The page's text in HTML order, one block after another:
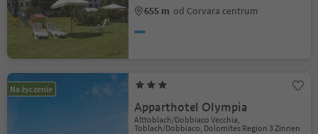
655 m od Corvara centrum
Na życzenie
Apparthotel Olympia
Alttoblach/Dobbiaco Vecchia,
Toblach/Dobbiaco, Dolomites Region 3 Zinnen